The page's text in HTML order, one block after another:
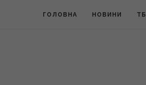
ГОЛОВНА НОВИНИ ТБ